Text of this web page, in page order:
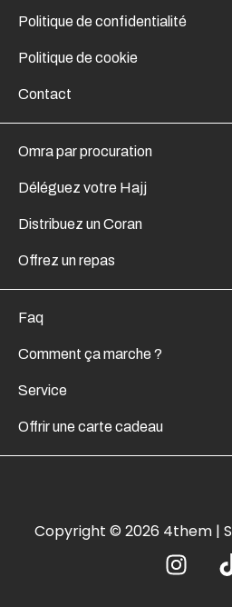
Politique de confidentialité
Politique de cookie
Contact
Omra par procuration
Déléguez votre Hajj
Distribuez un Coran
Offrez un repas
Faq
Comment ça marche ?
Service
Offrir une carte cadeau
Copyright © 2026 4them |
I
n